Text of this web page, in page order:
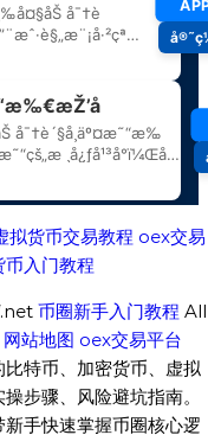
拟货币交易教程 oex交易
币入门教程
币圈新手入门教程 All
网站地图 oex交易平台
特币、加密货币、虚拟
步骤、风险避坑指南。
手快速掌握币圈核心逻